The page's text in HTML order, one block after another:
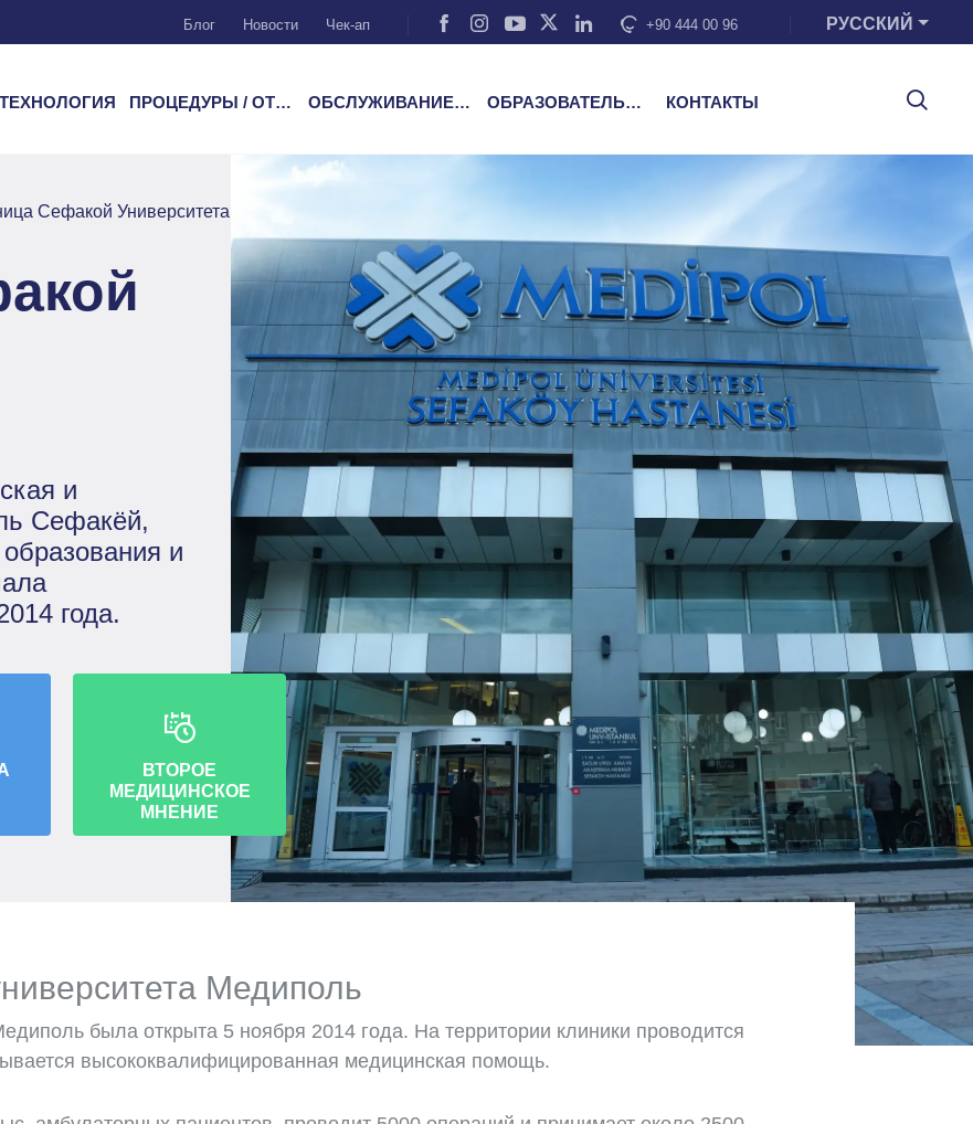
Блог Новости Чек-ап +90 444 00 96 РУССКИЙ
ТЕХНОЛОГИЯ ПРОЦЕДУРЫ / ОТДЕЛЕНИЯ ОБСЛУЖИВАНИЕ ПАЦИЕНТОВ ОБРАЗОВАТЕЛЬНЫЕ УСЛУГИ КОНТАКТЫ
Сефакой Университета Медиполь
и
Сефакёй,
и
года.
ВТОРОЕ
МЕДИЦИНСКОЕ
МНЕНИЕ
Медиполь
была открыта 5 ноября 2014 года. На территории клиники проводится
высококвалифицированная медицинская помощь.